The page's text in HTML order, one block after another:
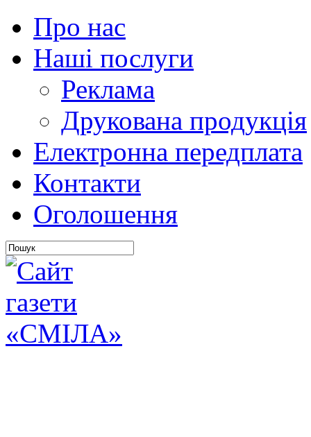
Про нас
Наші послуги
Реклама
Друкована продукція
Електронна передплата
Контакти
Оголошення